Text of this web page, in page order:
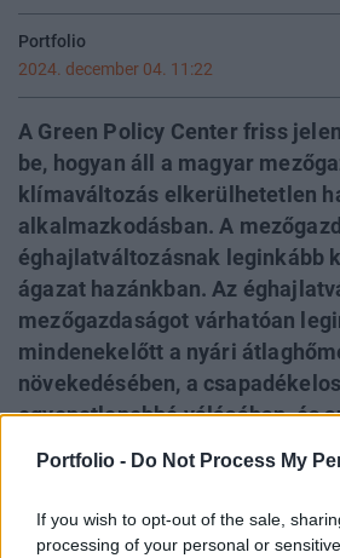
Portfolio - Do Not Process My
If you wish to opt-out of the sale,
processing of your personal or
Portfolio
2024. december 04. 11:22
A Green Policy Center friss
be, hogyan áll a magyar
klímaváltozás elkerülhetetlen
alkalmazkodásban. A
éghajlatváltozásnak leginkább
ágazat hazánkban. Az
mezőgazdaságot várhatóan
mindenekelőtt a nyári
növekedésében, a
egyenetlenebbé válásában, és
fogja sújtani. A változások
ugyanolyan mértékben
ország különböző tájain. A